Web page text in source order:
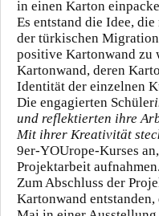
in einen Karton
Es entstand die Idee,
der türkischen
positive Kartonwand zu
Kartonwand, deren
Identität der einzelnen
Die engagierten Schüler
und reflektierten ihre
Mit ihrer Kreativität
9er-YOUrope-Kurses
Projektarbeit aufnahmen.
Zum Abschluss der
Kartonwand